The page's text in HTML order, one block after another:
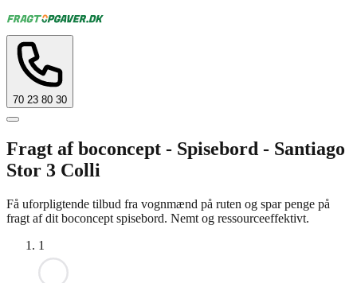
70 23 80 30
Fragt af boconcept - Spisebord - Santiago
Stor 3 Colli
Få uforpligtende tilbud fra vognmænd på ruten og spar penge på
fragt af dit boconcept spisebord. Nemt og ressourceeffektivt.
1